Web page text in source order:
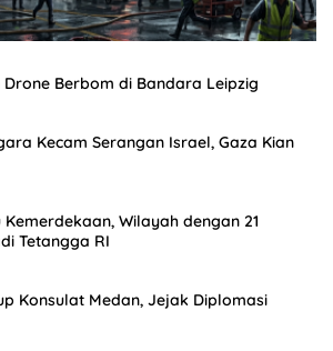
Berbom di Bandara Leipzig
Kecam Serangan Israel, Gaza Kian
Wilayah dengan 21
Tetangga RI
Konsulat Medan, Jejak Diplomasi